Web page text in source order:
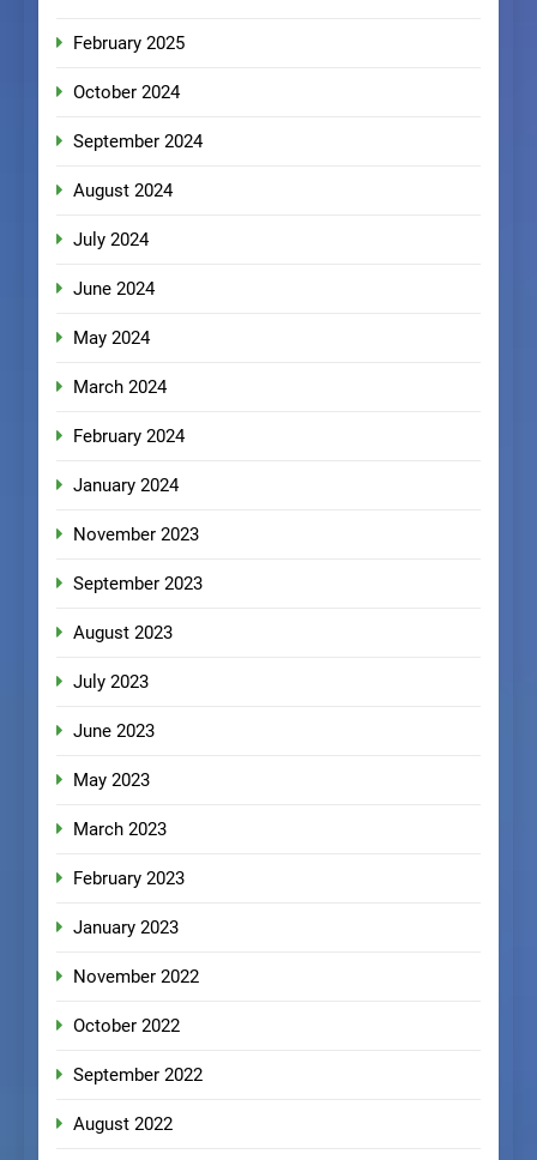
February 2025
October 2024
September 2024
August 2024
July 2024
June 2024
May 2024
March 2024
February 2024
January 2024
November 2023
September 2023
August 2023
July 2023
June 2023
May 2023
March 2023
February 2023
January 2023
November 2022
October 2022
September 2022
August 2022